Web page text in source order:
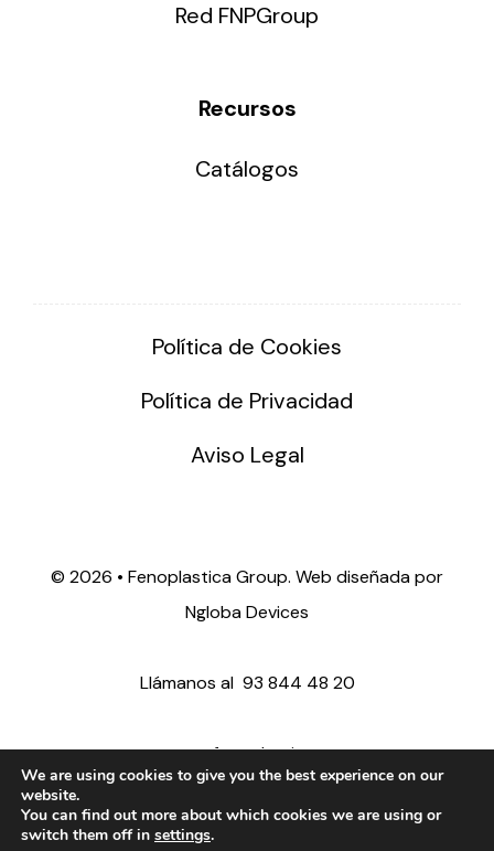
Red FNPGroup
Recursos
Catálogos
Política de Cookies
Política de Privacidad
Aviso Legal
© 2026 • Fenoplastica Group. Web diseñada por
Ngloba Devices
Llámanos al 93 844 48 20
ventas@fenoplastica.com
export@fenoplastica.com
We are using cookies to give you the best experience on our
website.
You can find out more about which cookies we are using or
switch them off in settings.